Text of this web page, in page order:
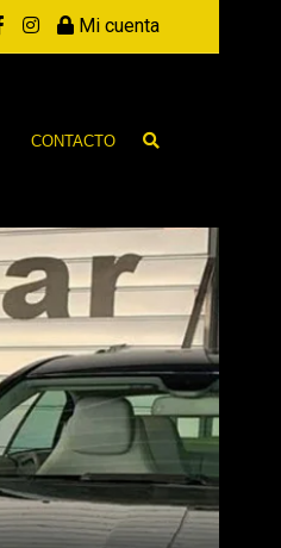
Mi cuenta
CONTACTO